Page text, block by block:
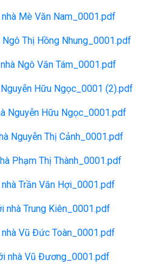
Mè Văn Nam_0001.pdf
Thị Hồng Nhung_0001.pdf
Ngô Văn Tám_0001.pdf
Hữu Ngọc_0001 (2).pdf
Nguyễn Hữu Ngọc_0001.pdf
Nguyễn Thị Cảnh_0001.pdf
Phạm Thị Thành_0001.pdf
Trần Văn Hợi_0001.pdf
nhà Trung Kiên_0001.pdf
Vũ Đức Toàn_0001.pdf
nhà Vũ Đương_0001.pdf